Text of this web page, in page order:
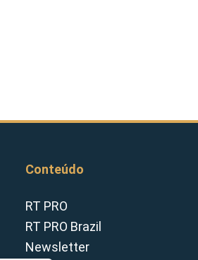
Conteúdo
RT PRO
RT PRO Brazil
Newsletter